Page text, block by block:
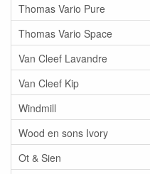
Thomas Vario Pure
Thomas Vario Space
Van Cleef Lavandre
Van Cleef Kip
Windmill
Wood en sons Ivory
Ot & Sien